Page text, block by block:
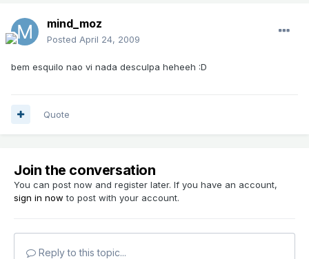
mind_moz
Posted April 24, 2009
bem esquilo nao vi nada desculpa heheeh :D
Quote
Join the conversation
You can post now and register later. If you have an account,
sign in now to post with your account.
Reply to this topic...